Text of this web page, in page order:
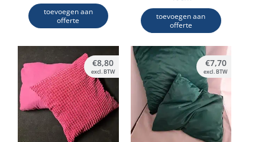
toevoegen aan
offerte
toevoegen aan
offerte
€8,80
excl. BTW
€7,70
excl. BTW